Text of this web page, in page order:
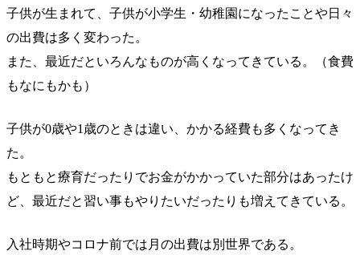
子供が生まれて、子供が小学生・幼稚園になったことや日々
の出費は多く変わった。
また、最近だといろんなものが高くなってきている。（食費
もなにもかも）
子供が0歳や1歳のときは違い、かかる経費も多くなってき
た。
もともと療育だったりでお金がかかっていた部分はあったけ
ど、最近だと習い事もやりたいだったりも増えてきている。
入社時期やコロナ前では月の出費は別世界である。